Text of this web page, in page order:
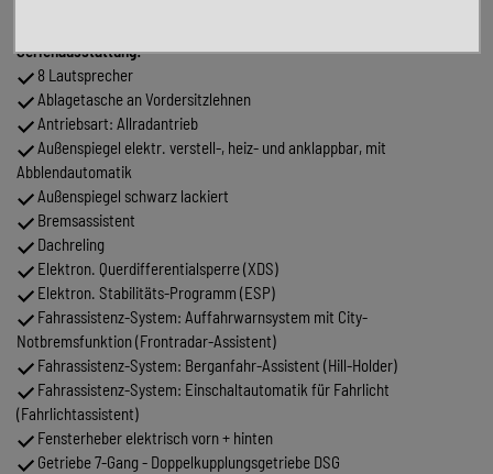
Serienausstattung:
8 Lautsprecher
Ablagetasche an Vordersitzlehnen
Antriebsart: Allradantrieb
Außenspiegel elektr. verstell-, heiz- und anklappbar, mit
Abblendautomatik
Außenspiegel schwarz lackiert
Bremsassistent
Dachreling
Elektron. Querdifferentialsperre (XDS)
Elektron. Stabilitäts-Programm (ESP)
Fahrassistenz-System: Auffahrwarnsystem mit City-
Notbremsfunktion (Frontradar-Assistent)
Fahrassistenz-System: Berganfahr-Assistent (Hill-Holder)
Fahrassistenz-System: Einschaltautomatik für Fahrlicht
(Fahrlichtassistent)
Fensterheber elektrisch vorn + hinten
Getriebe 7-Gang - Doppelkupplungsgetriebe DSG